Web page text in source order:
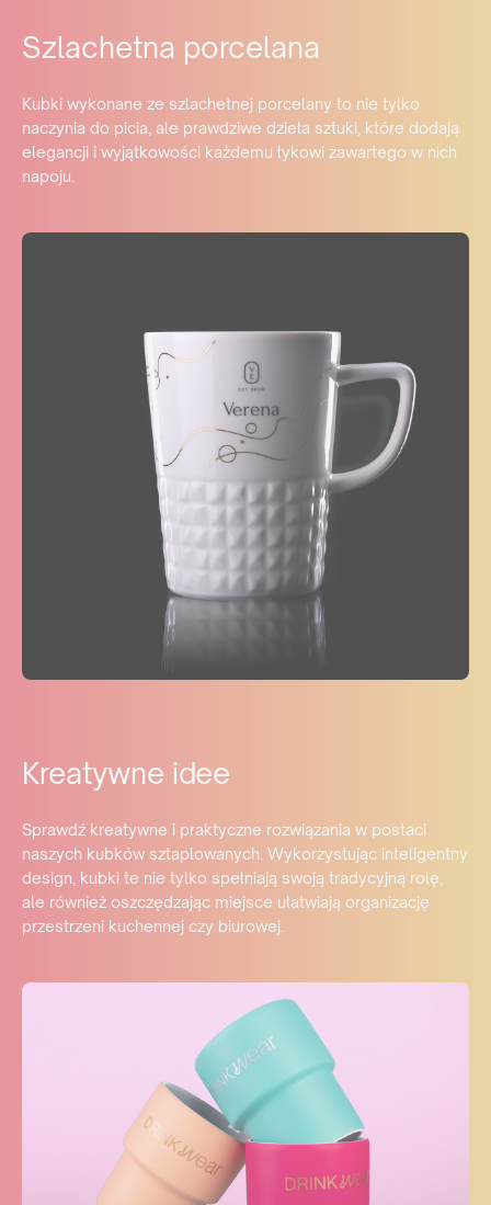
Szlachetna porcelana
Kubki wykonane ze szlachetnej porcelany to nie tylko
naczynia do picia, ale prawdziwe dzieła sztuki, które dodają
elegancji i wyjątkowości każdemu łykowi zawartego w nich
napoju.
Kreatywne idee
Sprawdź kreatywne i praktyczne rozwiązania w postaci
naszych kubków sztaplowanych. Wykorzystując inteligentny
design, kubki te nie tylko spełniają swoją tradycyjną rolę,
ale również oszczędzając miejsce ułatwiają organizację
przestrzeni kuchennej czy biurowej.